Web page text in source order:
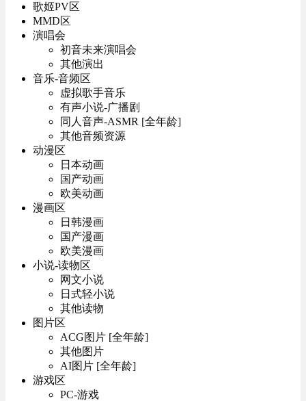
歌姬PV区
MMD区
演唱会
初音未来演唱会
其他演出
音乐-音频区
虚拟歌手音乐
有声小说-广播剧
同人音声-ASMR [全年龄]
其他音频资源
动漫区
日本动画
国产动画
欧美动画
漫画区
日韩漫画
国产漫画
欧美漫画
小说-读物区
网文小说
日式轻小说
其他读物
图片区
ACG图片 [全年龄]
其他图片
AI图片 [全年龄]
游戏区
PC-游戏